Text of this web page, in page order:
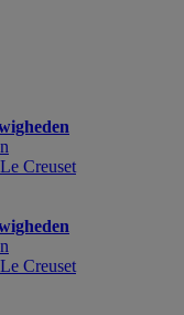
Creuset
Creuset